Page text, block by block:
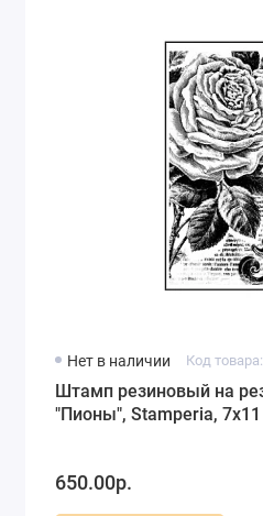
Нет в наличии Код
Штамп резиновый на
"Пионы", Stamperia,
650.00р.